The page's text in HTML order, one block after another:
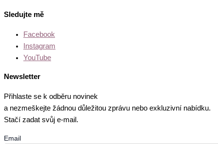
Sledujte mě
Facebook
Instagram
YouTube
Newsletter
Přihlaste se k odběru novinek
a nezmeškejte žádnou důležitou zprávu nebo exkluzivní nabídku.
Stačí zadat svůj e-mail.
Email